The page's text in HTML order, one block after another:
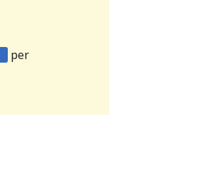
per